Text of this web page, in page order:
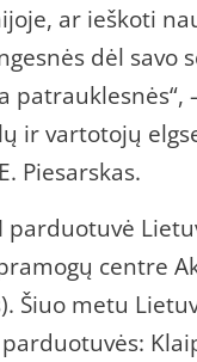
ar ieškoti
dėl savo
patrauklesnės“,
ir vartotojų
Piesarskas.
parduotuvė
centre
Šiuo metu